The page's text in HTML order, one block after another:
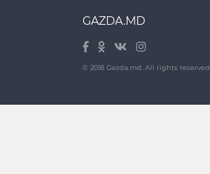
GAZDA.MD
© 2018 Gazda.md. All rights reserved